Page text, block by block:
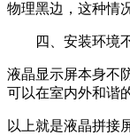
物理黑边，这种情
四、安装环境
液晶显示屏本身不
可以在室内外和谐
以上就是液晶拼接